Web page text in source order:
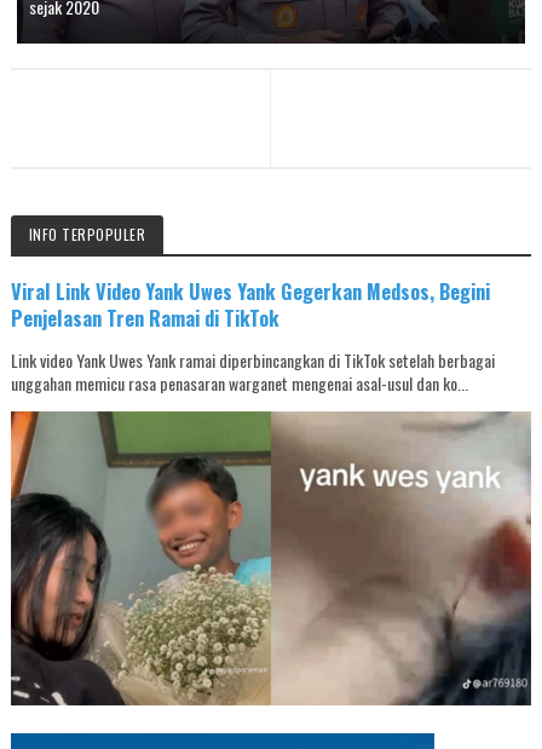
sejak 2020
INFO TERPOPULER
Viral Link Video Yank Uwes Yank Gegerkan Medsos, Begini
Penjelasan Tren Ramai di TikTok
Link video Yank Uwes Yank ramai diperbincangkan di TikTok setelah berbagai
unggahan memicu rasa penasaran warganet mengenai asal-usul dan ko...